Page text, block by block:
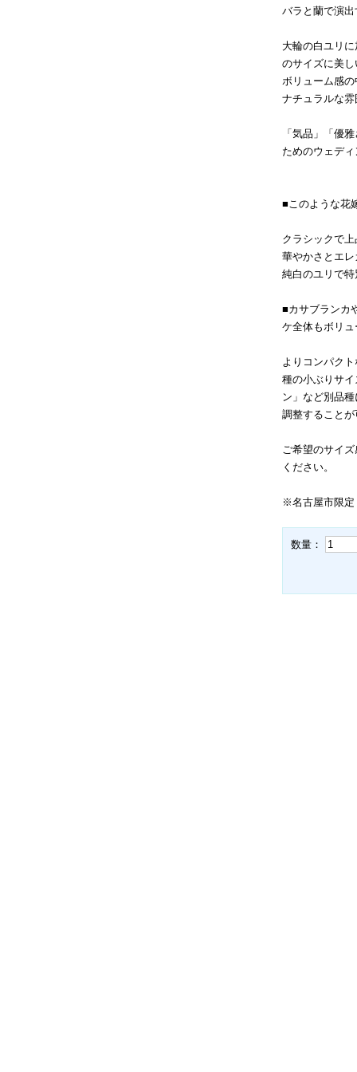
バラと蘭で演
大輪の白ユリ
のサイズに美
ボリューム感
ナチュラルな
「気品」「優
ためのウェデ
■このような花
クラシックで
華やかさとエ
純白のユリで
■カサブランカ
ケ全体もボリ
よりコンパク
種の小ぶりサ
ン」など別品
調整すること
ご希望のサイ
ください。
※名古屋市限定
数量：